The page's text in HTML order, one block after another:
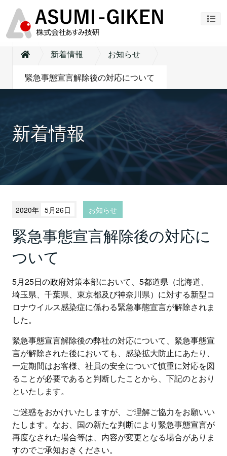
ナビ
新着情報
お知らせ
緊急事態宣言解除後の対応について
新着情報
2020年 5月26日 お知らせ
緊急事態宣言解除後の対応に
ついて
5月25日の政府対策本部において、5都道県（北海道、
埼玉県、千葉県、東京都及び神奈川県）に対する新型コ
ロナウイルス感染症に係わる緊急事態宣言が解除されま
した。
緊急事態宣言解除後の弊社の対応について、緊急事態宣
言が解除された後においても、感染拡大防止にあたり、
一定期間はお客様、社員の安全について慎重に対応を図
ることが必要であると判断したことから、下記のとおり
といたします。
ご迷惑をおかけいたしますが、ご理解ご協力をお願いい
たします。なお、国の新たな判断により緊急事態宣言が
再度なされた場合等は、内容が変更となる場合がありま
すのでご承知おきください。